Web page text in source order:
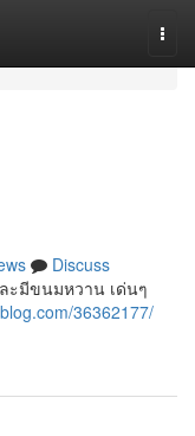
Discuss
ะมีขนมหวาน เด่นๆ
36362177/